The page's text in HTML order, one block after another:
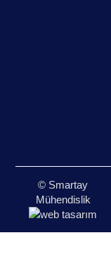
© Smartay
Mühendislik